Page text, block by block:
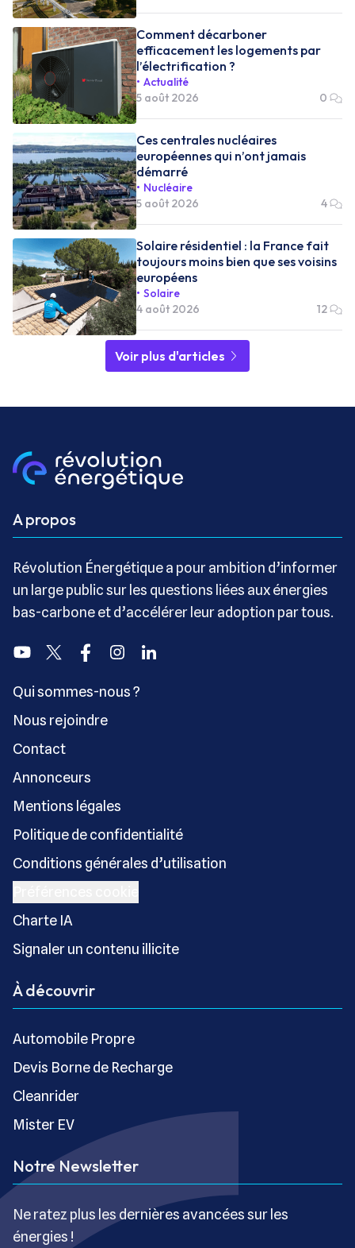
Comment décarboner
efficacement les logements par
l’électrification ?
Actualité
5 août 2026
0
Ces centrales nucléaires
européennes qui n’ont jamais
démarré
Nucléaire
5 août 2026
4
Solaire résidentiel : la France fait
toujours moins bien que ses voisins
européens
Solaire
4 août 2026
12
Voir plus d'articles
A propos
Révolution Énergétique a pour ambition d’informer
un large public sur les questions liées aux énergies
bas-carbone et d’accélérer leur adoption par tous.
YoutubeTwitter FacebookInstagramLinkedin
Qui sommes-nous ?
Nous rejoindre
Contact
Annonceurs
Mentions légales
Politique de confidentialité
Conditions générales d’utilisation
Charte IA
Signaler un contenu illicite
À découvrir
Automobile Propre
Devis Borne de Recharge
Cleanrider
Mister EV
Notre Newsletter
Ne ratez plus les dernières avancées sur les
énergies !